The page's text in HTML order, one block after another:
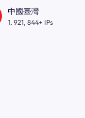
中國臺灣
1, 921, 844+ IPs